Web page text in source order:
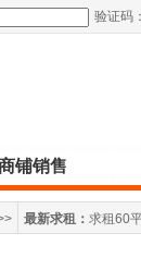
验证码：
铺销售
最新求租： 求租60